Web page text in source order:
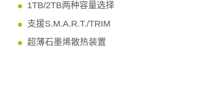
1TB/2TB两种容量选择
支援S.M.A.R.T./TRIM
超薄石墨烯散热装置